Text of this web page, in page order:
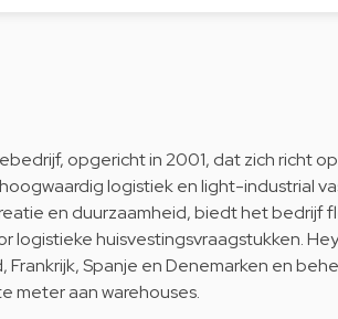
opgericht in 2001, dat zich richt
logistiek en light-industrial
en duurzaamheid, biedt het bedrijf
huisvestingsvraagstukken.
Frankrijk, Spanje en Denemarken en
meter aan warehouses.